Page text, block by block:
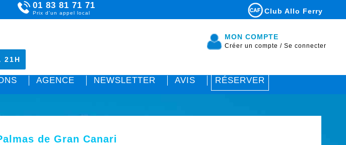
01 83 81 71 71
Prix d'un appel local Club Allo Ferry
21H
MON COMPTE
Créer un compte / Se connecter
AGENCE NEWSLETTER AVIS RÉSERVER
de Gran Canari